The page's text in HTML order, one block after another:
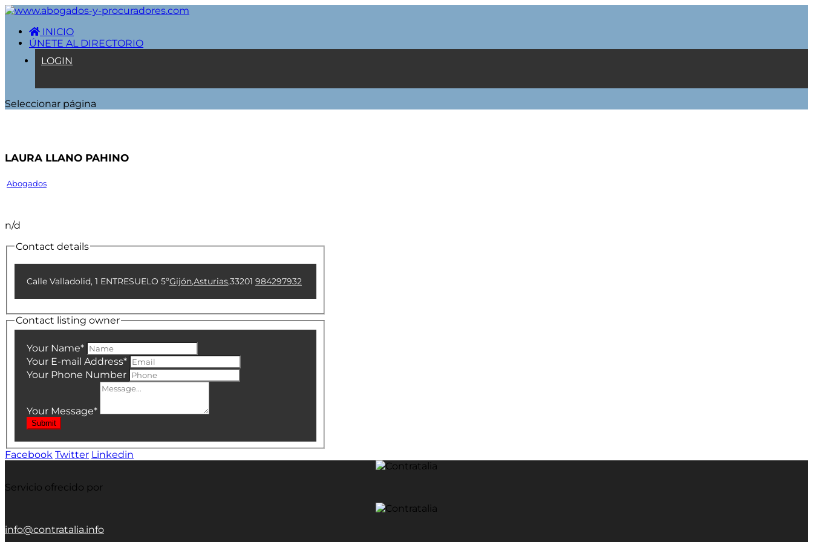
INICIO
ÚNETE AL DIRECTORIO
LOGIN
Seleccionar página
LAURA LLANO PAHINO
Abogados
n/d
Contact details
Calle Valladolid, 1 ENTRESUELO 5ºGijón,Asturias,33201 984297932
Contact listing owner
Your Name*
Your E-mail Address*
Your Phone Number
Your Message*
Submit
Facebook Twitter Linkedin
Servicio ofrecido por
info@contratalia.info